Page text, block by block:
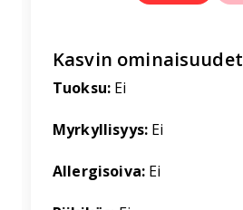
Kasvin ominaisuudet
Tuoksu: Ei
Myrkyllisyys: Ei
Allergisoiva: Ei